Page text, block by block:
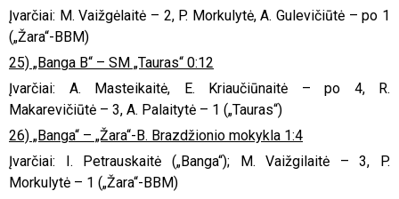
Įvarčiai: M. Vaižgėlaitė – 2, P. Morkulytė, A. Gulevičiūtė – po 1
(„Žara“-BBM)
25) „Banga B“ – SM „Tauras“ 0:12
Įvarčiai: A. Masteikaitė, E. Kriaučiūnaitė – po 4, R.
Makarevičiūtė – 3, A. Palaitytė – 1 („Tauras“)
26) „Banga“ – „Žara“-B. Brazdžionio mokykla 1:4
Įvarčiai: I. Petrauskaitė („Banga“); M. Vaižgilaitė – 3, P.
Morkulytė – 1 („Žara“-BBM)